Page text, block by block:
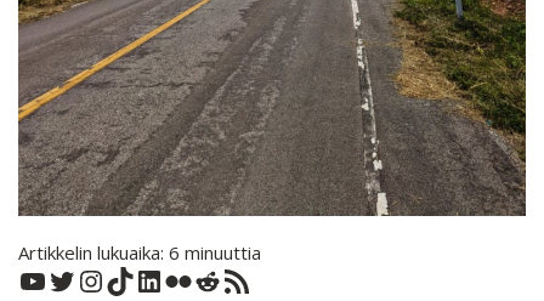
Artikkelin lukuaika: 6 minuuttia
YouTube
Twitter
Instagram
TikTok
LinkedIn
Flickr
Reddit
RSS-syöte